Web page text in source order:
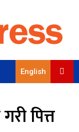
English
पित्त